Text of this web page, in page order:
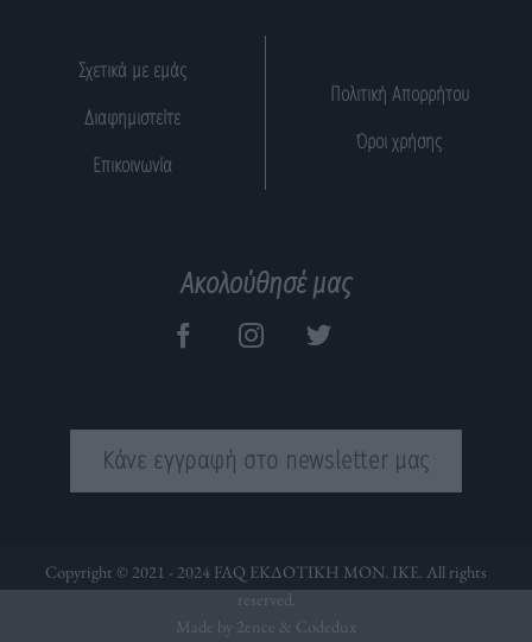
Σχετικά με εμάς
Διαφημιστείτε
Επικοινωνία
Πολιτική Απορρήτου
Όροι χρήσης
Ακολούθησέ μας
Κάνε εγγραφή στο newsletter μας
Copyright © 2021 - 2024 FAQ ΕΚΔΟΤΙΚΗ ΜΟΝ. ΙΚΕ. All rights
reserved.
Made by 2ence & Codedux